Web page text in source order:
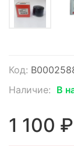
Код:
Наличие: В
1 100 ₽